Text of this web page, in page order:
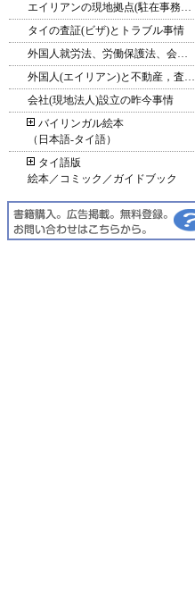
エイリアンの現地拠点(駐在事務所ほか)
タイの査証(ビザ)とトラブル事情
外国人就労法、労働保護法、会社法(相当規定)の改定
外国人(エイリアン)と不動産，査証(ビザ)基準
会社(現地法人)設立の昨今事情
バイリンガル絵本
（日本語‐タイ語）
タイ語版
絵本／コミック／ガイドブック